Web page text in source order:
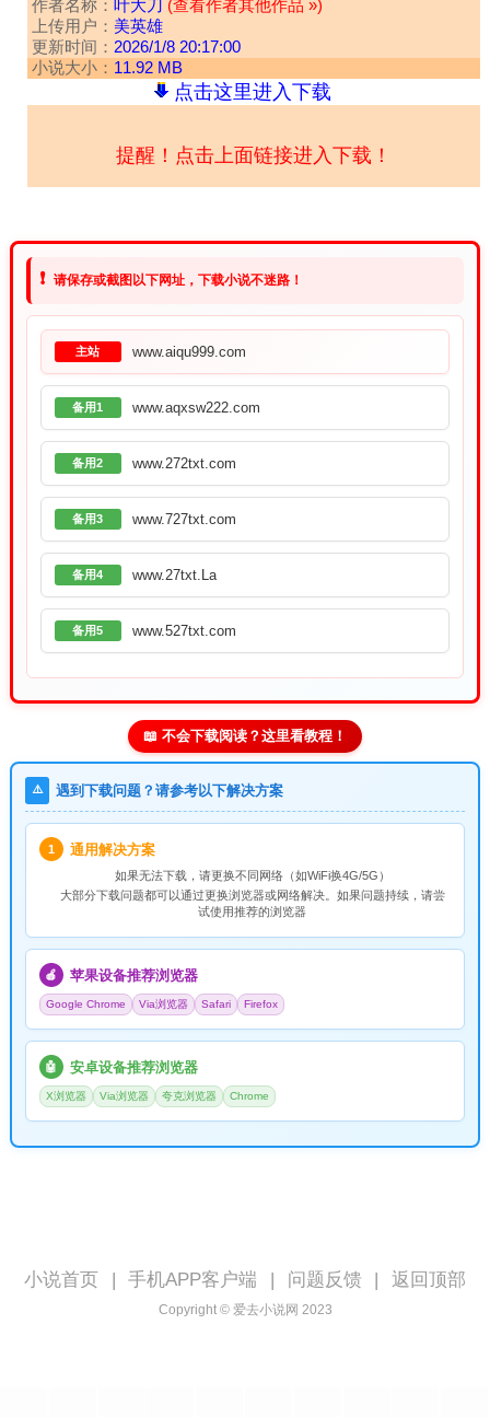
作者名称： 叶大刀 (查看作者其他作品 »)
上传用户： 美英雄
更新时间： 2026/1/8 20:17:00
小说大小： 11.92 MB
点击这里进入下载
提醒！点击上面链接进入下载！
❗ 请保存或截图以下网址，下载小说不迷路！
主站 www.aiqu999.com
备用1 www.aqxsw222.com
备用2 www.272txt.com
备用3 www.727txt.com
备用4 www.27txt.La
备用5 www.527txt.com
📖 不会下载阅读？这里看教程！
⚠️ 遇到下载问题？请参考以下解决方案
1 通用解决方案
如果无法下载，请更换不同网络（如WiFi换4G/5G）
大部分下载问题都可以通过更换浏览器或网络解决。如果问题持续，请尝
试使用推荐的浏览器
🍎 苹果设备推荐浏览器
Google Chrome Via浏览器 Safari Firefox
🤖 安卓设备推荐浏览器
X浏览器 Via浏览器 夸克浏览器 Chrome
小说首页 手机APP客户端 问题反馈 返回顶部
Copyright © 爱去小说网 2023